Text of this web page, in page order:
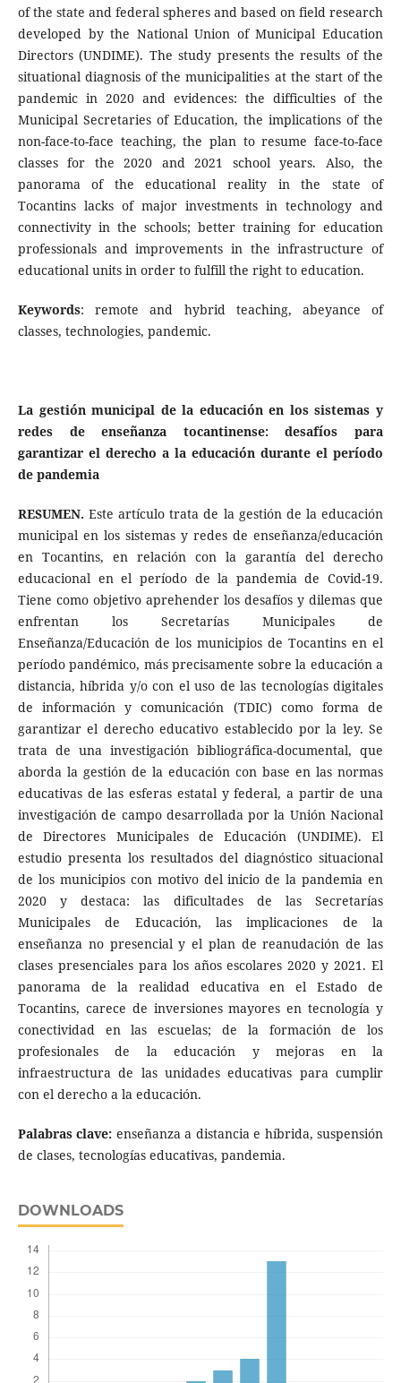
of the state and federal spheres and based on field research
developed by the National Union of Municipal Education
Directors (UNDIME). The study presents the results of the
situational diagnosis of the municipalities at the start of the
pandemic in 2020 and evidences: the difficulties of the
Municipal Secretaries of Education, the implications of the
non-face-to-face teaching, the plan to resume face-to-face
classes for the 2020 and 2021 school years. Also, the
panorama of the educational reality in the state of
Tocantins lacks of major investments in technology and
connectivity in the schools; better training for education
professionals and improvements in the infrastructure of
educational units in order to fulfill the right to education.
Keywords: remote and hybrid teaching, abeyance of
classes, technologies, pandemic.
La gestión municipal de la educación en los sistemas y
redes de enseñanza tocantinense: desafíos para
garantizar el derecho a la educación durante el período
de pandemia
RESUMEN. Este artículo trata de la gestión de la educación
municipal en los sistemas y redes de enseñanza/educación
en Tocantins, en relación con la garantía del derecho
educacional en el período de la pandemia de Covid-19.
Tiene como objetivo aprehender los desafíos y dilemas que
enfrentan los Secretarías Municipales de
Enseñanza/Educación de los municipios de Tocantins en el
período pandémico, más precisamente sobre la educación a
distancia, híbrida y/o con el uso de las tecnologías digitales
de información y comunicación (TDIC) como forma de
garantizar el derecho educativo establecido por la ley. Se
trata de una investigación bibliográfica-documental, que
aborda la gestión de la educación con base en las normas
educativas de las esferas estatal y federal, a partir de una
investigación de campo desarrollada por la Unión Nacional
de Directores Municipales de Educación (UNDIME). El
estudio presenta los resultados del diagnóstico situacional
de los municipios con motivo del inicio de la pandemia en
2020 y destaca: las dificultades de las Secretarías
Municipales de Educación, las implicaciones de la
enseñanza no presencial y el plan de reanudación de las
clases presenciales para los años escolares 2020 y 2021. El
panorama de la realidad educativa en el Estado de
Tocantins, carece de inversiones mayores en tecnología y
conectividad en las escuelas; de la formación de los
profesionales de la educación y mejoras en la
infraestructura de las unidades educativas para cumplir
con el derecho a la educación.
Palabras clave: enseñanza a distancia e híbrida, suspensión
de clases, tecnologías educativas, pandemia.
DOWNLOADS